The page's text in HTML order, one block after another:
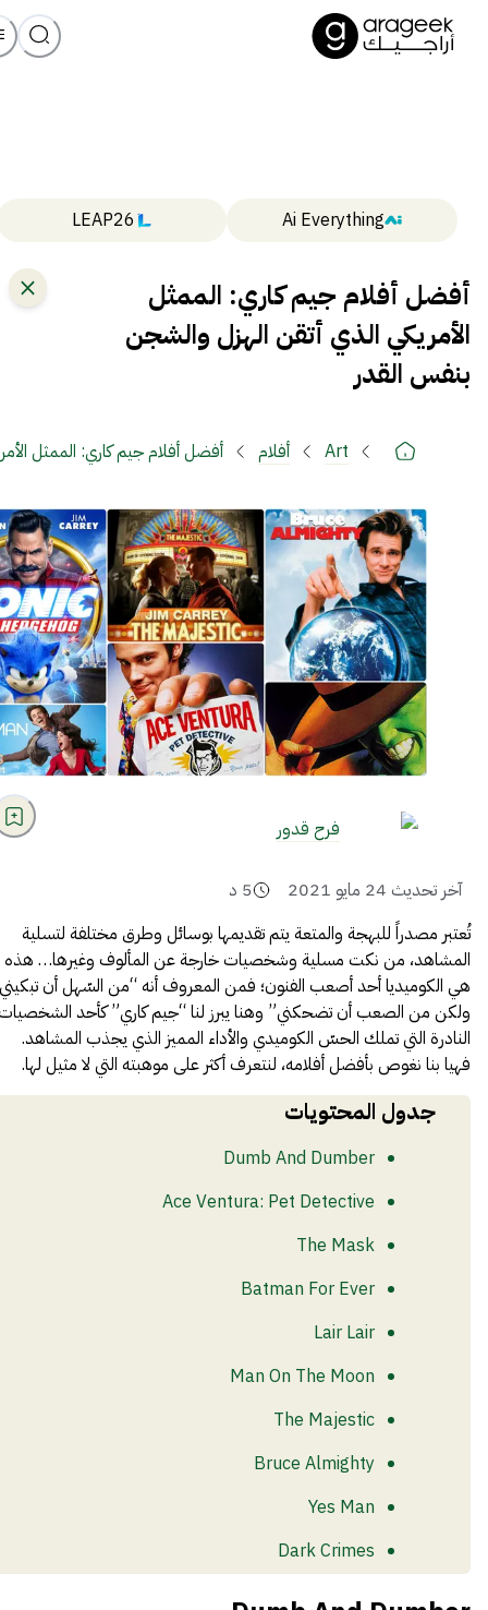
Ai Everything
LEAP26
أفضل أفلام جيم كاري: الممثل
الأمريكي الذي أتقن الهزل والشجن
بنفس القدر
Art أفلام أفضل أفلام جيم كاري: الممثل
فرح قدور
آخر تحديث 24 مايو 2021 5 د
تُعتبر مصدراً للبهجة والمتعة يتم تقديمها بوسائل وطرق مختلفة لتسلية
المشاهد، من نكت مسلية وشخصيات خارجة عن المألوف وغيرها… هذه
هي الكوميدياأحد أصعب الفنون؛ فمن المعروف أنه “من السّهل أن تبكيني
ولكن من الصعب أن تضحكني” وهنا يبرز لنا “جيم كاري” كأحد
النادرة التي تملك الحسّ الكوميدي والأداء المميز الذي يجذب المشاهد.
فهيا بنا نغوص بأفضل أفلامه، لنتعرف أكثر على موهبته التي لا مثيل لها.
جدول المحتويات
Dumb And Dumber
Ace Ventura: Pet Detective
The Mask
Batman For Ever
Lair Lair
Man On The Moon
The Majestic
Bruce Almighty
Yes Man
Dark Crimes
Sonic The Hedgehog